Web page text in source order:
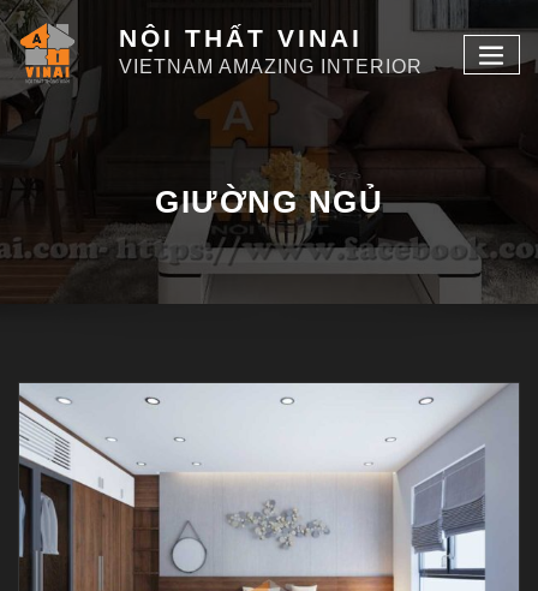
NỘI THẤT VINAI
VIETNAM AMAZING INTERIOR
GIƯỜNG NGỦ